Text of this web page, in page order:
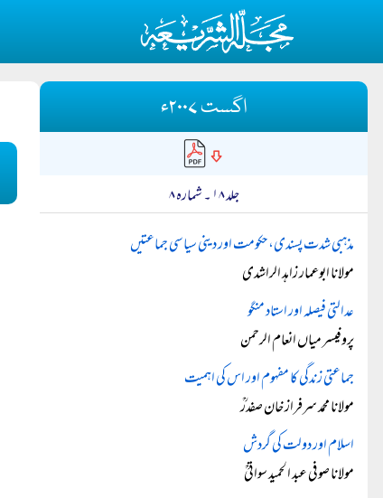
اگست ۲۰۰۷ء
جلد ۱۸ ۔ شمارہ ۸
مذہبی شدت پسندی، حکومت اور دینی سیاسی جماعتیں
مولانا ابوعمار زاہد الراشدی
عدالتی فیصلہ اور استاد منگو
پروفیسر میاں انعام الرحمن
جماعتی زندگی کا مفہوم اور اس کی اہمیت
مولانا محمد سرفراز خان صفدرؒ
اسلام اور دولت کی گردش
مولانا صوفی عبد الحمید سواتیؒ